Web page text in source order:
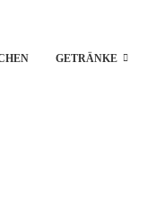
GETRÄNKE